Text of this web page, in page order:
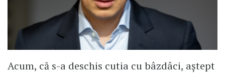
Acum, că s-a deschis cutia cu bâzdâci, aștept